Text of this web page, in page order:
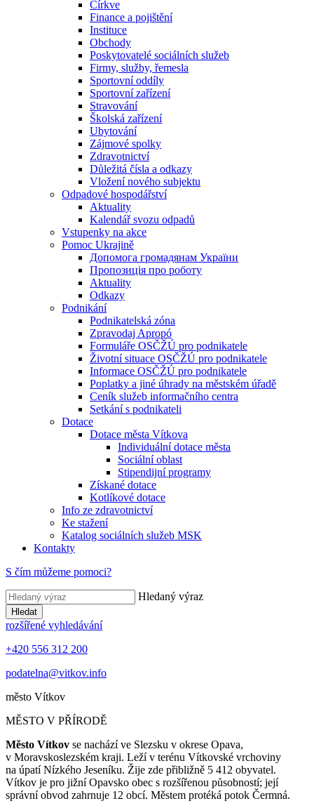
Církve
Finance a pojištění
Instituce
Obchody
Poskytovatelé sociálních služeb
Firmy, služby, řemesla
Sportovní oddíly
Sportovní zařízení
Stravování
Školská zařízení
Ubytování
Zájmové spolky
Zdravotnictví
Důležitá čísla a odkazy
Vložení nového subjektu
Odpadové hospodářství
Aktuality
Kalendář svozu odpadů
Vstupenky na akce
Pomoc Ukrajině
Допомога громадянам України
Пропозиція про роботу
Aktuality
Odkazy
Podnikání
Podnikatelská zóna
Zpravodaj Apropó
Formuláře OSČŽÚ pro podnikatele
Životní situace OSČŽÚ pro podnikatele
Informace OSČŽÚ pro podnikatele
Poplatky a jiné úhrady na městském úřadě
Ceník služeb informačního centra
Setkání s podnikateli
Dotace
Dotace města Vítkova
Individuální dotace města
Sociální oblast
Stipendijní programy
Získané dotace
Kotlíkové dotace
Info ze zdravotnictví
Ke stažení
Katalog sociálních služeb MSK
Kontakty
S čím můžeme pomoci?
Hledaný výraz
Hledat
rozšířené vyhledávání
+420 556 312 200
podatelna@vitkov.info
město Vítkov
MĚSTO V PŘÍRODĚ
Město Vítkov se nachází ve Slezsku v okrese Opava,
v Moravskoslezském kraji. Leží v terénu Vítkovské vrchoviny
na úpatí Nízkého Jeseníku. Žije zde přibližně 5 412 obyvatel.
Vítkov je pro jižní Opavsko obec s rozšířenou působností; její
správní obvod zahrnuje 12 obcí. Městem protéká potok Čermná.